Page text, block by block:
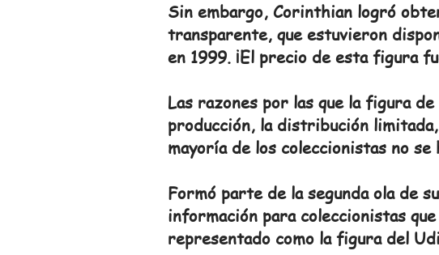
Sin embargo, Corinthian logró
transparente, que estuvieron
en 1999. ¡El precio de esta figura
Las razones por las que la figura
producción, la distribución
mayoría de los coleccionistas no
Formó parte de la segunda ola de
información para coleccionistas
representado como la figura del